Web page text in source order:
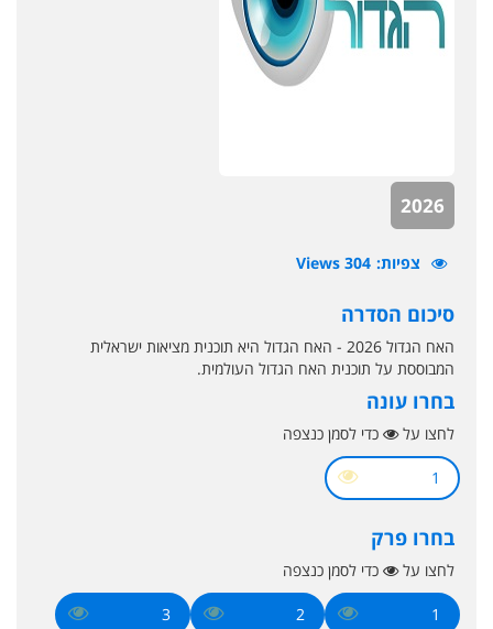
2026
צפיות 304 Views
סיכום הסדרה
האח הגדול 2026 - האח הגדול היא תוכנית מציאות ישראלית
המבוססת על תוכנית האח הגדול העולמית.
בחרו עונה
לחצו על כדי לסמן כנצפה
1
בחרו פרק
לחצו על כדי לסמן כנצפה
1
2
3